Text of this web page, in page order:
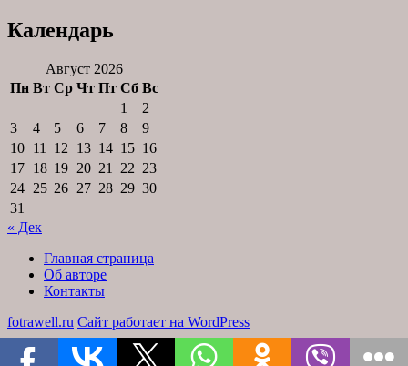
Календарь
Август 2026
Пн Вт Ср Чт Пт Сб Вс
1
2
3
4 5 6 7 8
9
10 11 12 13 14 15 16
17 18 19 20 21 22 23
24 25 26 27 28 29 30
31
« Дек
Главная страница
Об авторе
Контакты
fotrawell.ru Сайт работает на WordPress